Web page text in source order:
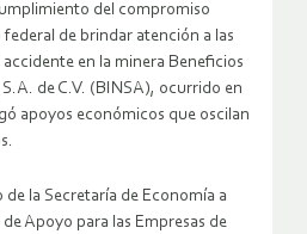
del compromiso
de brindar atención a las
en la minera Beneficios
de C.V. (BINSA), ocurrido en
apoyos económicos que oscilan
la Secretaría de Economía a
Apoyo para las Empresas de